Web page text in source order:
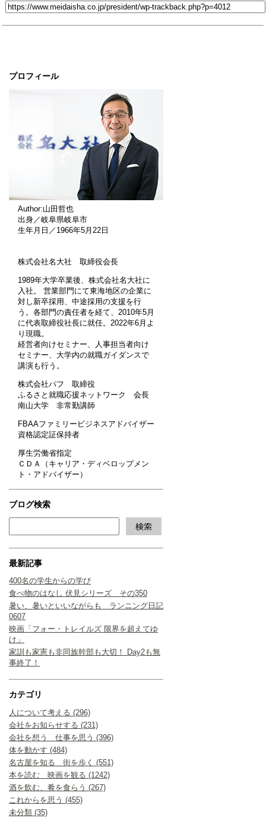
プロフィール
Author:山田哲也
出身／岐阜県岐阜市
生年月日／1966年5月22日
株式会社名大社 取締役会長
1989年大学卒業後、株式会社名大社に
入社。 営業部門にて東海地区の企業に
対し新卒採用、中途採用の支援を行
う。各部門の責任者を経て、2010年5月
に代表取締役社長に就任。2022年6月よ
り現職。
経営者向けセミナー、人事担当者向け
セミナー、大学内の就職ガイダンスで
講演も行う。
株式会社パフ 取締役
ふるさと就職応援ネットワーク 会長
南山大学 非常勤講師
FBAAファミリービジネスアドバイザー
資格認定証保持者
厚生労働省指定
ＣＤＡ（キャリア・ディベロップメン
ト・アドバイザー）
ブログ検索
最新記事
400名の学生からの学び
食べ物のはなし 伏見シリーズ その350
暑い、暑いといいながらも ランニング日記
0607
映画「フォー・トレイルズ 限界を超えてゆ
け」
家訓も家憲も非同族幹部も大切！ Day2も無
事終了！
カテゴリ
人について考える (296)
会社をお知らせする (231)
会社を想う 仕事を思う (396)
体を動かす (484)
名古屋を知る 街を歩く (551)
本を読む 映画を観る (1242)
酒を飲む、肴を食らう (267)
これからを思う (455)
未分類 (35)